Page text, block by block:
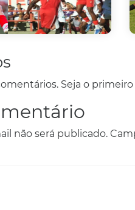
Seja o primeiro
não será publicado.